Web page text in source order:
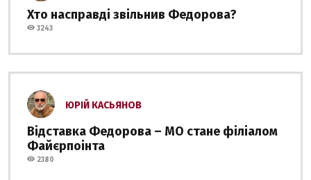
Хто насправді звільнив Федорова?
3243
ЮРІЙ КАСЬЯНОВ
Відставка Федорова – МО стане філіалом
Файєрпоінта
2380